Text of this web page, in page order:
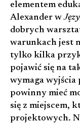
elementem
Alexander w
dobrych
warunkach jest
tylko kilka
pojawić się na
wymaga wyjścia
powinny mieć
się z miejscem,
projektowych.